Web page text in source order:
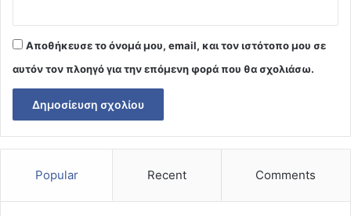
Αποθήκευσε το όνομά μου, email, και τον ιστότοπο μου σε
αυτόν τον πλοηγό για την επόμενη φορά που θα σχολιάσω.
Popular Recent Comments